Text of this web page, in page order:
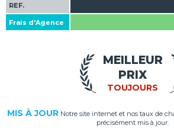
REF.
Frais d'Agence
TOUJOURS
MEILLEUR
PRIX
MIS À JOUR Notre site internet et nos taux de
précisément mis à jour.